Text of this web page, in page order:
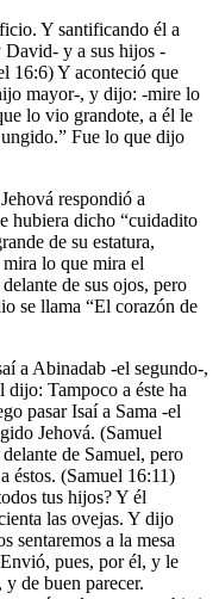
Y santificando él a
David- y a sus hijos -
16:6) Y aconteció que
mayor-, y dijo: -mire lo
lo vio grandote, a él le
Fue lo que dijo
respondió a
hubiera dicho “cuidadito
de su estatura,
lo que mira el
de sus ojos, pero
se llama “El corazón de
a Abinadab -el segundo-,
dijo: Tampoco a éste ha
pasar Isaí a Sama -el
Jehová. (Samuel
de Samuel, pero
éstos. (Samuel 16:11)
tus hijos? Y él
las ovejas. Y dijo
sentaremos a la mesa
pues, por él, y le
de buen parecer.